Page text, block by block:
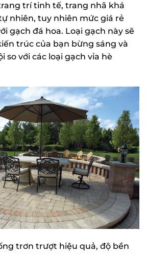
trí tinh tế, trang nhã khá
nhiên, tuy nhiên mức giá rẻ
gạch đá hoa. Loại gạch này sẽ
trúc của bạn bừng sáng và
so với các loại gạch vỉa hè
trơn trượt hiệu quả, độ bền